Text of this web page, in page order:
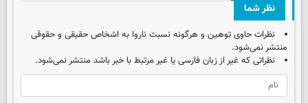
نظر شما
نظرات حاوی توهین و هرگونه نسبت ناروا به اشخاص حقیقی و حقوقی
منتشر نمی‌شود.
نظراتی که غیر از زبان فارسی یا غیر مرتبط با خبر باشد منتشر نمی‌شود.